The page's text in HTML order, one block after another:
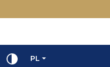
PL